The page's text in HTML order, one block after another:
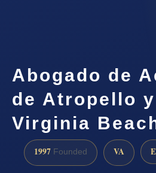
Abogado de
de Atropello
Virginia
1997 Founded VA